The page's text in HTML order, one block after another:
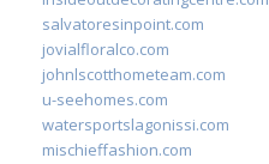
salvatoresinpoint.com
jovialfloralco.com
johnlscotthometeam.com
u-seehomes.com
watersportslagonissi.com
mischieffashion.com